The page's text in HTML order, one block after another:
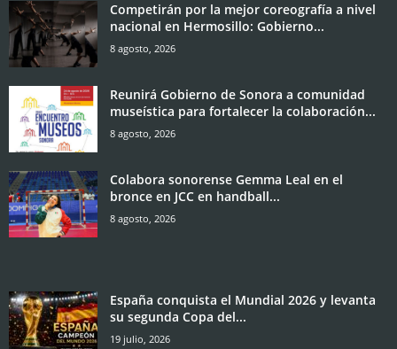
Competirán por la mejor coreografía a nivel
nacional en Hermosillo: Gobierno...
8 agosto, 2026
Reunirá Gobierno de Sonora a comunidad
museística para fortalecer la colaboración...
8 agosto, 2026
Colabora sonorense Gemma Leal en el
bronce en JCC en handball...
8 agosto, 2026
España conquista el Mundial 2026 y levanta
su segunda Copa del...
19 julio, 2026